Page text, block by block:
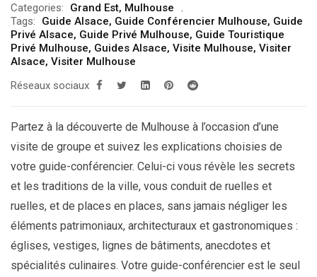
prix :
199.00€
à
249.00€
Categories: Grand Est, Mulhouse
Tags:
Guide Alsace, Guide Conférencier Mulhouse, Guide
Privé Alsace, Guide Privé Mulhouse, Guide Touristique
Privé Mulhouse, Guides Alsace, Visite Mulhouse, Visiter
Alsace, Visiter Mulhouse
Réseaux sociaux
Partez à la découverte de Mulhouse à l’occasion d’une
visite de groupe et suivez les explications choisies de
votre guide-conférencier. Celui-ci vous révèle les secrets
et les traditions de la ville, vous conduit de ruelles et
ruelles, et de places en places, sans jamais négliger les
éléments patrimoniaux, architecturaux et gastronomiques :
églises, vestiges, lignes de bâtiments, anecdotes et
spécialités culinaires. Votre guide-conférencier est le seul